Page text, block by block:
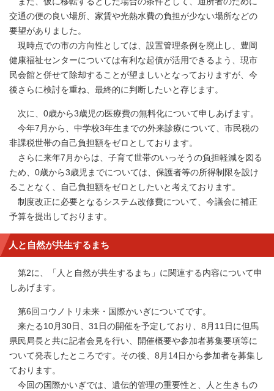
交通の便の良い場所、家賃や光熱水費の負担が少ない場所などの
要望がありました。
現時点での市の方向性としては、設置管理条例を廃止し、豊岡
健康福祉センターについては有利な起債が活用できるよう、現市
民会館と併せて除却することが望ましいとなっておりますが、今
後さらに検討を重ね、最終的に判断したいと存じます。
次に、0歳から3歳児の医療費の無料化について申しあげます。
今年7月から、中学校3年生までの外来診療について、市民税の
非課税世帯の自己負担額をゼロとしております。
さらに来年7月からは、子育て世帯のいっそうの負担軽減を図る
ため、0歳から3歳児までについては、保護者等の所得制限を設け
ることなく、自己負担額をゼロとしたいと考えております。
制度改正に必要となるシステム改修費について、今議会に補正
予算を提出しております。
人と自然が共生するまち
第2に、「人と自然が共生するまち」に関連する内容について申
しあげます。
第6回コウノトリ未来・国際かいぎについてです。
来たる10月30日、31日の開催を予定しており、8月11日に但馬
県民局長と共に記者会見を行い、開催概要や参加者募集要項等に
ついて発表したところです。その後、8月14日から参加者を募集し
ております。
今回の国際かいぎでは、遺伝的管理の重要性と、人と生きもの